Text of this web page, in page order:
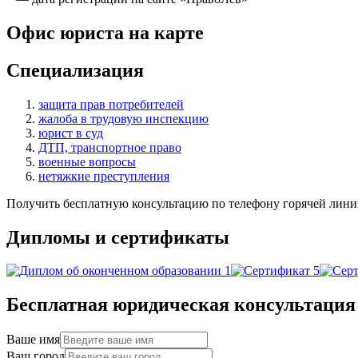
Офис юриста на карте
Специализация
защита прав потребителей
жалоба в трудовую инспекцию
юрист в суд
ДТП, транспортное право
военные вопросы
нетяжкие преступления
Получить бесплатную консультацию по телефону горячей
Дипломы и сертификаты
Бесплатная юридическая консультация
Ваше имя